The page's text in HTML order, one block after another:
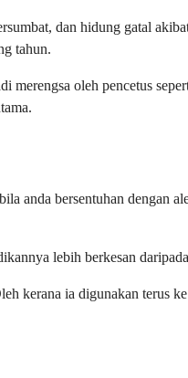
dan hidung gatal
tahun.
oleh pencetus
anda bersentuhan dengan
lebih berkesan
kerana ia digunakan terus